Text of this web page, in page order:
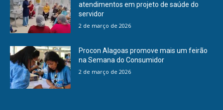
atendimentos em projeto de saúde do
servidor
2 de março de 2026
Procon Alagoas promove mais um feirão
na Semana do Consumidor
2 de março de 2026